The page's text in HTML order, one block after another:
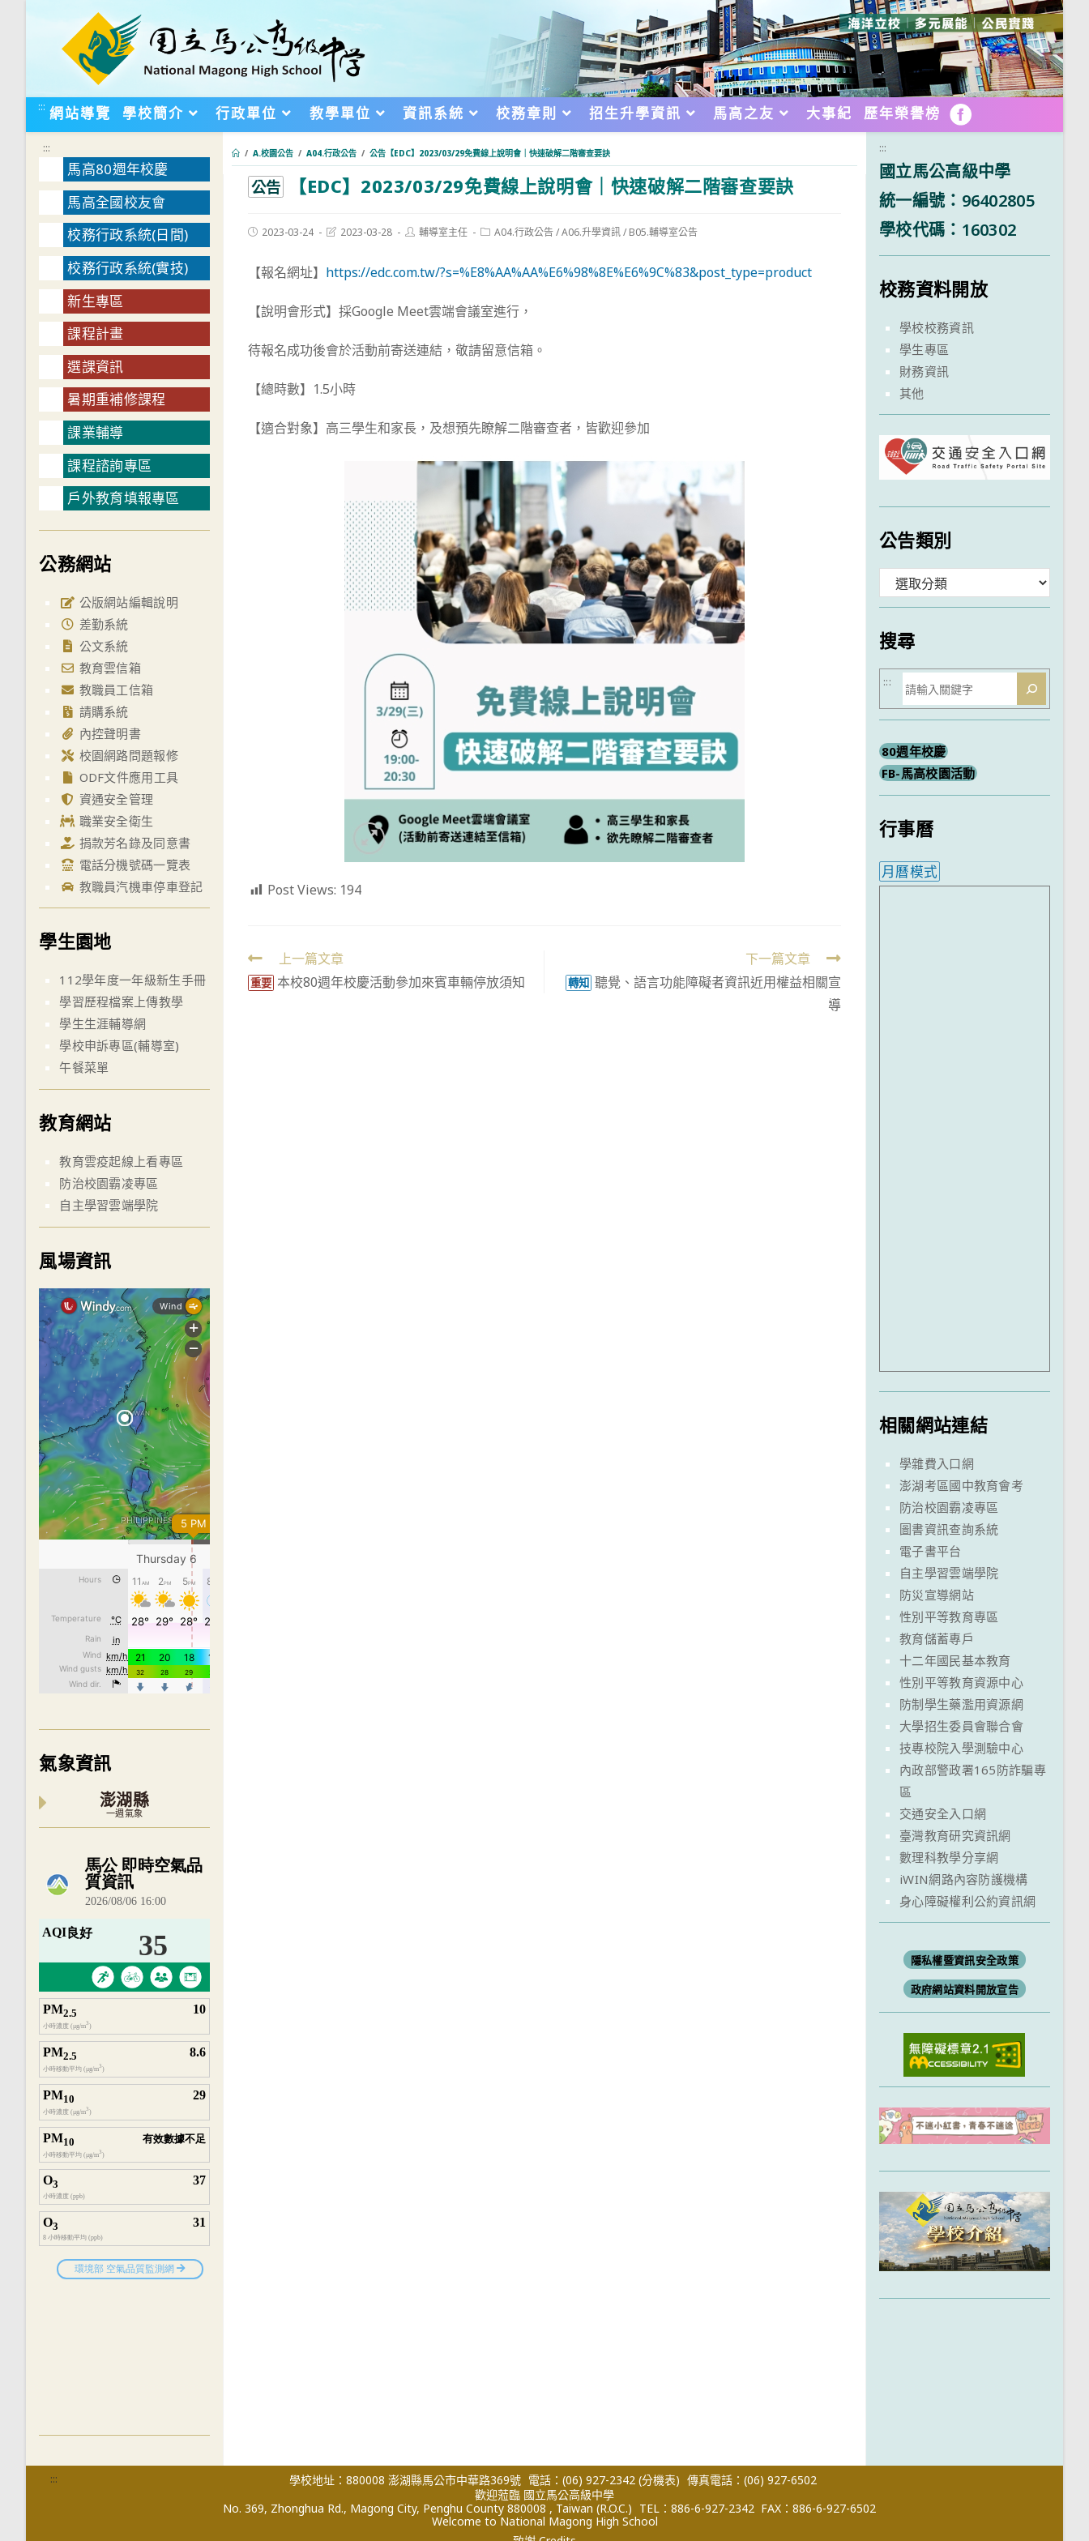
::: 網站導覽 學校簡介 行政單位 教學單位 資訊系統 校務章則 招生升學資訊 馬高之友 大事紀 歷年榮譽榜 FB
/ A.校園公告 / A04.行政公告 / 公告【EDC】2023/03/29免費線上說明會｜快速破解二階審查要訣
公告 【EDC】2023/03/29免費線上說明會｜快速破解二階審查要訣
Post2023-03-24
Post2023-03-28
Post輔導室主任
PostA04.行政公告/A06.升學資訊/ B05.輔導室公告
【報名網址】 https://edc.com.tw/?s=%E8%AA%AA%E6%98%8E%E6%9C%83&post_type=product
【說明會形式】採Google Meet雲端會議室進行，
待報名成功後會於活動前寄送連結，敬請留意信箱。
【總時數】1.5小時
【適合對象】高三學生和家長，及想預先瞭解二階審查者，皆歡迎參加
Post Views: 194
Read
more
上一篇文章
重要 本校80週年校慶活動參加來賓車輛停放須知
下一篇文章
轉知 聽覺、語言功能障礙者資訊近用權益相關宣
導
:::
馬高80週年校慶
馬高全國校友會
校務行政系統(日間)
校務行政系統(實技)
新生專區
課程計畫
選課資訊
暑期重補修課程
課業輔導
課程諮詢專區
戶外教育填報專區
公務網站
公版網站編輯說明
差勤系統
公文系統
教育雲信箱
教職員工信箱
請購系統
內控聲明書
校園網路問題報修
ODF文件應用工具
資通安全管理
職業安全衛生
捐款芳名錄及同意書
電話分機號碼一覽表
教職員汽機車停車登記
學生園地
112學年度一年級新生手冊
學習歷程檔案上傳教學
學生生涯輔導網
學校申訴專區(輔導室)
午餐菜單
教育網站
教育雲疫起線上看專區
防治校園霸凌專區
自主學習雲端學院
風場資訊
氣象資訊
澎湖縣
一週氣象
內嵌空氣品質小工具為視覺預覽，完整即時空氣品質資料請開啟
:::
國立馬公高級中學
統一編號：96402805
學校代碼：160302
校務資料開放
學校校務資訊
學生專區
財務資訊
其他
公告類別
類
搜尋
搜
尋
:::
80週年校慶
FB-馬高校園活動
行事曆
月曆模式
相關網站連結
學雜費入口網
澎湖考區國中教育會考
防治校園霸凌專區
圖書資訊查詢系統
電子書平台
自主學習雲端學院
防災宣導網站
性別平等教育專區
教育儲蓄專戶
十二年國民基本教育
性別平等教育資源中心
防制學生藥濫用資源網
大學招生委員會聯合會
技專校院入學測驗中心
內政部警政署165防詐騙專
區
交通安全入口網
臺灣教育研究資訊網
數理科教學分享網
iWIN網路內容防護機構
身心障礙權利公約資訊網
隱私權暨資訊安全政策
政府網站資料開放宣告
::: 學校地址：880008 澎湖縣馬公市中華路369號 電話：(06) 927-2342 (分機表) 傳真電話：(06) 927-6502
歡迎蒞臨 國立馬公高級中學
No. 369, Zhonghua Rd., Magong City, Penghu County 880008 , Taiwan (R.O.C.) TEL：886-6-927-2342 FAX：886-6-927-6502
Welcome to National Magong High School